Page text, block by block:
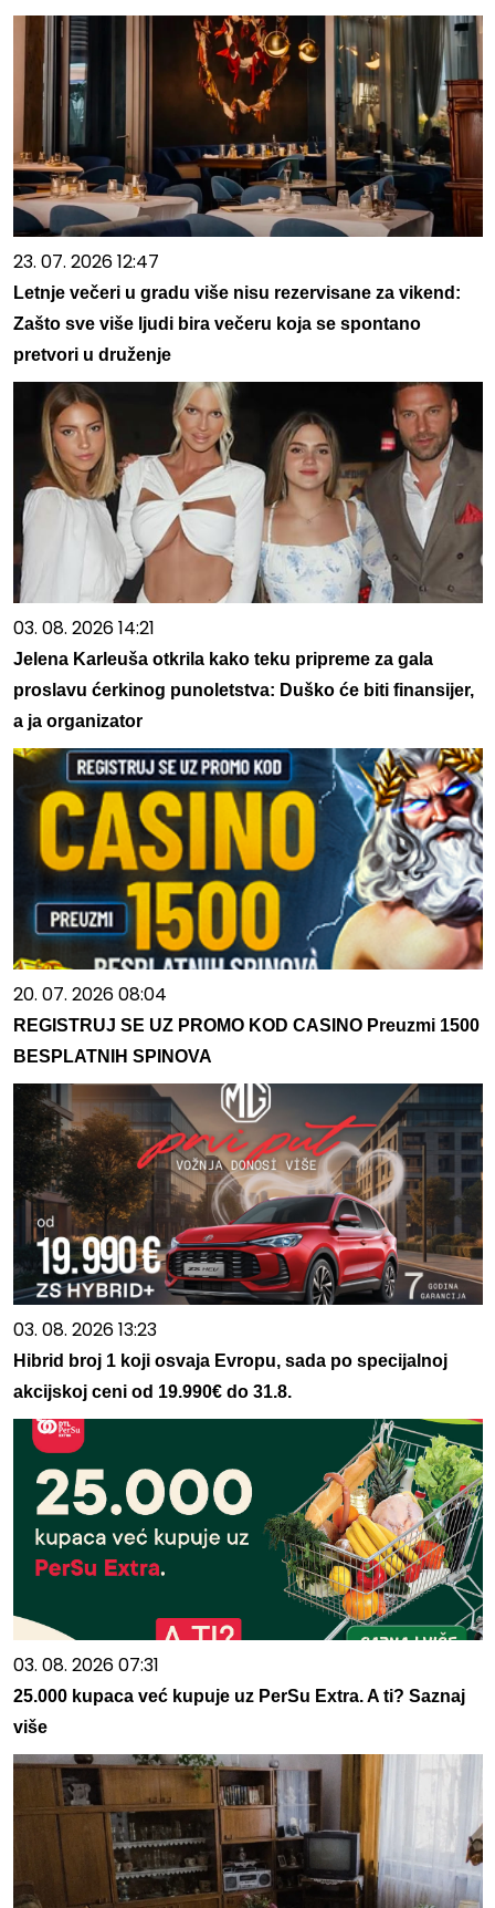
23. 07. 2026 12:47
Letnje večeri u gradu više nisu rezervisane za vikend:
Zašto sve više ljudi bira večeru koja se spontano
pretvori u druženje
03. 08. 2026 14:21
Jelena Karleuša otkrila kako teku pripreme za gala
proslavu ćerkinog punoletstva: Duško će biti finansijer,
a ja organizator
20. 07. 2026 08:04
REGISTRUJ SE UZ PROMO KOD CASINO Preuzmi 1500
BESPLATNIH SPINOVA
03. 08. 2026 13:23
Hibrid broj 1 koji osvaja Evropu, sada po specijalnoj
akcijskoj ceni od 19.990€ do 31.8.
03. 08. 2026 07:31
25.000 kupaca već kupuje uz PerSu Extra. A ti? Saznaj
više